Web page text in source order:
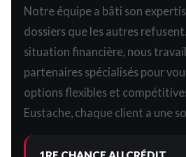
Notre équipe a bâti son
dossiers que les autres
situation financière, nous
partenaires spécialisés pour
options flexibles et
Eustache, chaque client a une